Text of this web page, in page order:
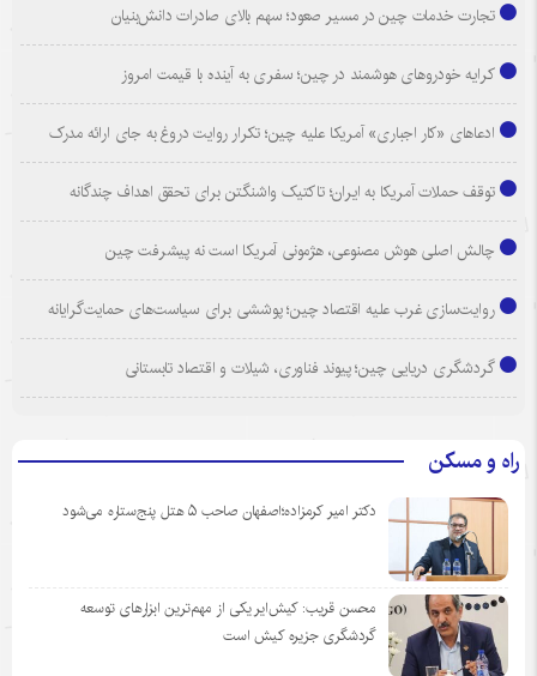
تجارت خدمات چین در مسیر صعود؛ سهم بالای صادرات دانش‌بنیان
کرایه خودروهای هوشمند در چین؛ سفری به آینده با قیمت امروز
ادعاهای «کار اجباری» آمریکا علیه چین؛ تکرار روایت دروغ به جای ارائه مدرک
توقف حملات آمریکا به ایران؛ تاکتیک واشنگتن برای تحقق اهداف چندگانه
چالش اصلی هوش مصنوعی، هژمونی آمریکا است نه پیشرفت چین
روایت‌سازی غرب علیه اقتصاد چین؛ پوششی برای سیاست‌های حمایت‌گرایانه
گردشگری دریایی چین؛ پیوند فناوری، شیلات و اقتصاد تابستانی
راه و مسکن
دکتر امیر کرمزاده؛اصفهان صاحب ۵ هتل پنج‌ستاره می‌شود
محسن قریب: کیش‌ایر یکی از مهم‌ترین ابزارهای توسعه
گردشگری جزیره کیش است